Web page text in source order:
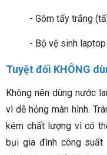
- Gôm tẩy trắng
- Bộ vệ sinh
Tuyệt đối KHÔNG
Không nên dùng nước
vì dễ hỏng màn hình.
kém chất lượng vì có
bụi gia đình công suất